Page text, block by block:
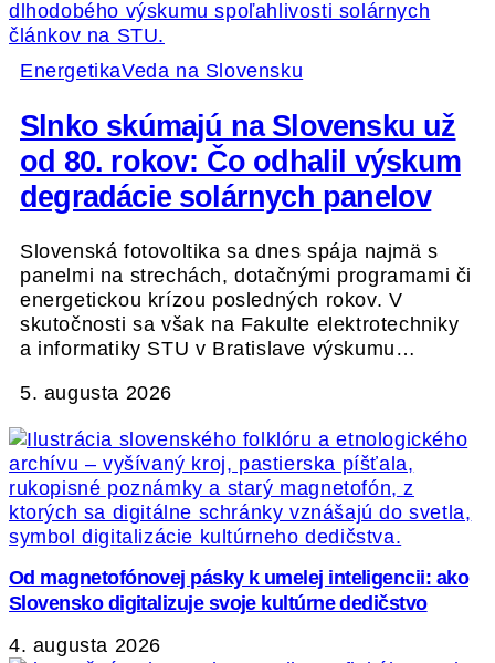
EnergetikaVeda na Slovensku
Slnko skúmajú na Slovensku už
od 80. rokov: Čo odhalil výskum
degradácie solárnych panelov
Slovenská fotovoltika sa dnes spája najmä s
panelmi na strechách, dotačnými programami či
energetickou krízou posledných rokov. V
skutočnosti sa však na Fakulte elektrotechniky
a informatiky STU v Bratislave výskumu…
5. augusta 2026
Od magnetofónovej pásky k umelej inteligencii: ako
Slovensko digitalizuje svoje kultúrne dedičstvo
4. augusta 2026